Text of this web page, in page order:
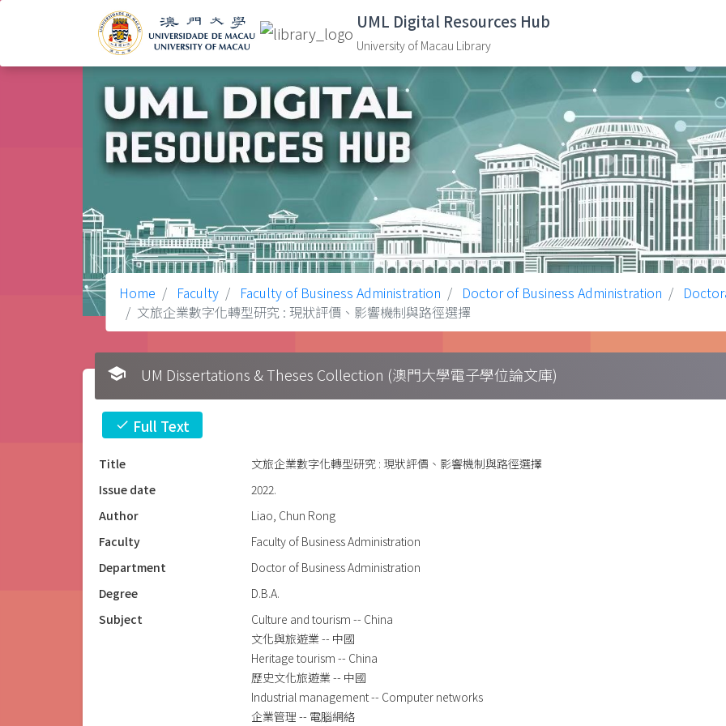
UML Digital Resources Hub
University of Macau Library
Home Faculty Faculty of Business Administration Doctor of Business Administration
文旅企業數字化轉型研究 : 現狀評價、影響機制與路徑選擇
school UM Dissertations & Theses Collection (澳門大學電子學位論文庫)
check Full Text
Title
文旅企業數字化轉型研究 : 現狀評價、影響機制與路徑選擇
Issue date
2022.
Author
Liao, Chun Rong
Faculty
Faculty of Business Administration
Department
Doctor of Business Administration
Degree
D.B.A.
Subject
Culture and tourism -- China
文化與旅遊業 -- 中國
Heritage tourism -- China
歷史文化旅遊業 -- 中國
Industrial management -- Computer networks
企業管理 -- 電腦網絡